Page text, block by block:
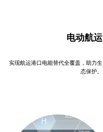
电动航运
实现航运港口电能替代全覆盖，助力生
态保护。